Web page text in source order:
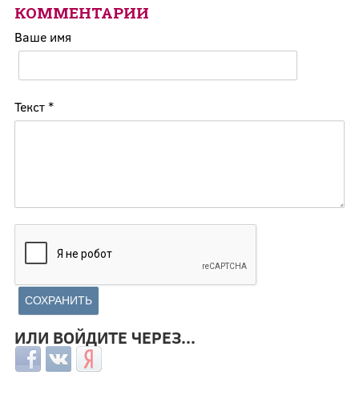
КОММЕНТАРИИ
Ваше имя
Текст *
ИЛИ ВОЙДИТЕ ЧЕРЕЗ...
Login with Facebook
Login with ВКонтакте
Login with Яндекс